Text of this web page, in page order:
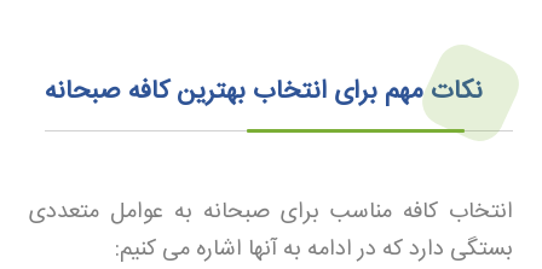
نکات مهم برای انتخاب بهترین کافه صبحانه
انتخاب کافه مناسب برای صبحانه به عوامل متعددی
بستگی دارد که در ادامه به آنها اشاره می کنیم: